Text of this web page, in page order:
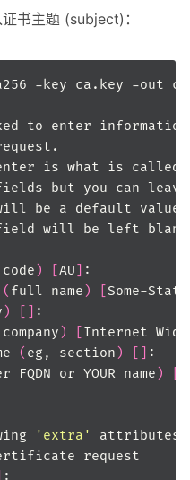
书主题 (subject)：
) AU
( full name ) Some-State
)
)
Internet
( eg, section )
or YOUR name )
'extra'